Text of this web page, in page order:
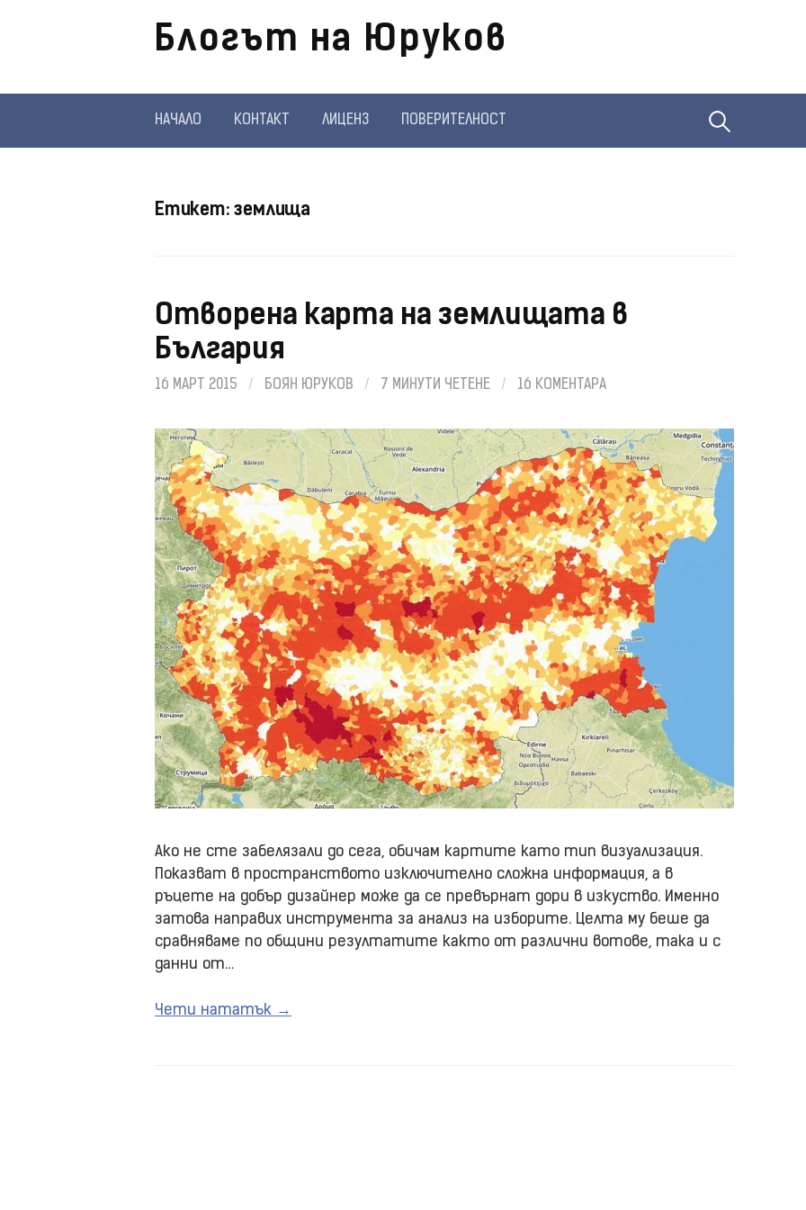
Блогът на Юруков
НАЧАЛО КОНТАКТ ЛИЦЕНЗ ПОВЕРИТЕЛНОСТ Търсене
Етикет:землища
Отворена карта на землищата в
България
16 МАРТ 2015 / БОЯН ЮРУКОВ / 7 МИНУТИ ЧЕТЕНЕ / 16 КОМЕНТАРА
Ако не сте забелязали до сега, обичам картите като тип визуализация.
Показват в пространството изключително сложна информация, а в
ръцете на добър дизайнер може да се превърнат дори в изкуство. Именно
затова направих инструмента за анализ на изборите. Целта му беше да
сравняваме по общини резултатите както от различни вотове, така и с
данни от…
Чети нататък →